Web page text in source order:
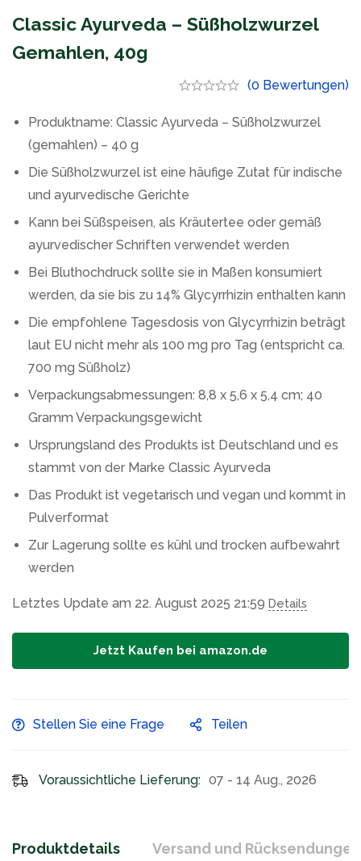
Classic Ayurveda – Süßholzwurzel
Gemahlen, 40g
(0 Bewertungen)
Produktname: Classic Ayurveda – Süßholzwurzel
(gemahlen) – 40 g
Die Süßholzwurzel ist eine häufige Zutat für indische
und ayurvedische Gerichte
Kann bei Süßspeisen, als Kräutertee oder gemäß
ayurvedischer Schriften verwendet werden
Bei Bluthochdruck sollte sie in Maßen konsumiert
werden, da sie bis zu 14% Glycyrrhizin enthalten kann
Die empfohlene Tagesdosis von Glycyrrhizin beträgt
laut EU nicht mehr als 100 mg pro Tag (entspricht ca.
700 mg Süßholz)
Verpackungsabmessungen: 8,8 x 5,6 x 5,4 cm; 40
Gramm Verpackungsgewicht
Ursprungsland des Produkts ist Deutschland und es
stammt von der Marke Classic Ayurveda
Das Produkt ist vegetarisch und vegan und kommt in
Pulverformat
Zur Lagerung sollte es kühl und trocken aufbewahrt
werden
Letztes Update am 22. August 2025 21:59 Details
Jetzt Kaufen bei amazon.de
Stellen Sie eine Frage Teilen
Voraussichtliche Lieferung: 07 - 14 Aug., 2026
Produktdetails Versand und Rücksendungen